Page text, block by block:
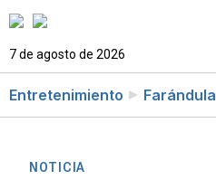
7 de agosto de 2026
Entretenimiento Farándula
NOTICIA